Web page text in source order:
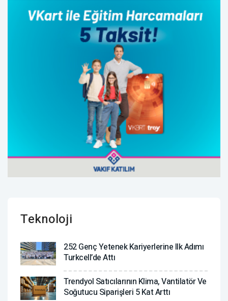
Teknoloji
252 Genç Yetenek Kariyerlerine Ilk Adımı
Turkcell’de Attı
Trendyol Satıcılarının Klima, Vantilatör ‎ve
Soğutucu Siparişleri 5 Kat Arttı